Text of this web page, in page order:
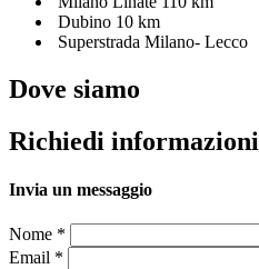
Dubino 10 km
Superstrada Milano- Lecco
Dove siamo
Richiedi informazioni
Invia un messaggio
Nome *
Email *